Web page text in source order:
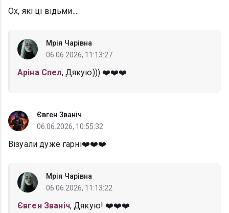
Ох, які ці відьми....
Мрія Чарівна
06.06.2026, 11:13:27
Аріна Спел, Дякую))) ❤️❤️❤️
Євген Званіч
06.06.2026, 10:55:32
Візуали дуже гарні❤️❤️❤️
Мрія Чарівна
06.06.2026, 11:13:22
Євген Званіч, Дякую! ❤️❤️❤️